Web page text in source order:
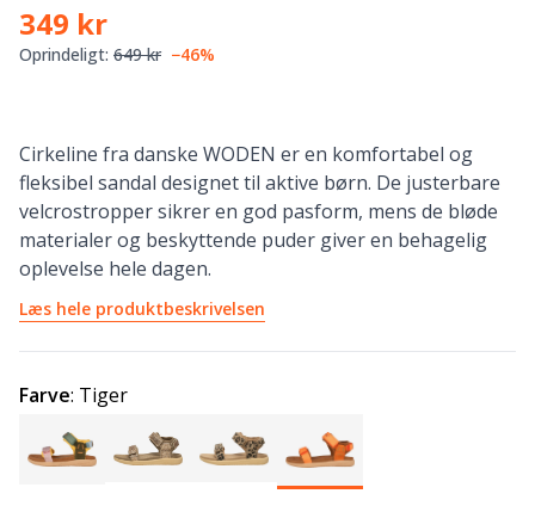
349 kr
Oprindeligt: 649 kr −46%
Cirkeline fra danske WODEN er en komfortabel og
fleksibel sandal designet til aktive børn. De justerbare
velcrostropper sikrer en god pasform, mens de bløde
materialer og beskyttende puder giver en behagelig
oplevelse hele dagen.
Læs hele produktbeskrivelsen
Farve: Tiger